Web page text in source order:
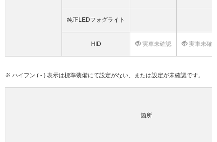
純正LEDフォグライト
HID 実車未確認 実車未確
※ ハイフン ( - ) 表示は標準装備にて設定がない、または設定が未確認です。
箇所